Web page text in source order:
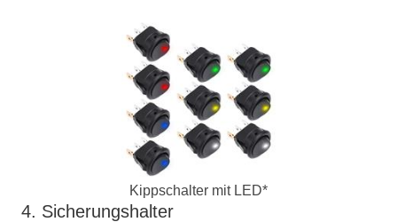
Kippschalter mit LED*
4. Sicherungshalter